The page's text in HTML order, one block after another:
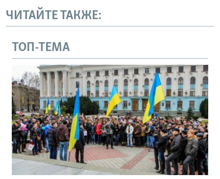
ЧИТАЙТЕ ТАКЖЕ:
ТОП-ТЕМА